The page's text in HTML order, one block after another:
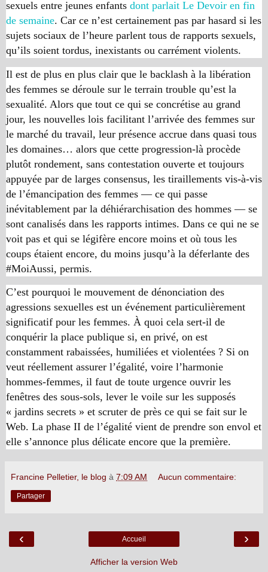
sexuels entre jeunes enfants dont parlait Le Devoir en fin
de semaine. Car ce n’est certainement pas par hasard si les
sujets sociaux de l’heure parlent tous de rapports sexuels,
qu’ils soient tordus, inexistants ou carrément violents.
Il est de plus en plus clair que le backlash à la libération
des femmes se déroule sur le terrain trouble qu’est la
sexualité. Alors que tout ce qui se concrétise au grand
jour, les nouvelles lois facilitant l’arrivée des femmes sur
le marché du travail, leur présence accrue dans quasi tous
les domaines… alors que cette progression-là procède
plutôt rondement, sans contestation ouverte et toujours
appuyée par de larges consensus, les tiraillements vis-à-vis
de l’émancipation des femmes — ce qui passe
inévitablement par la déhiérarchisation des hommes — se
sont canalisés dans les rapports intimes. Dans ce qui ne se
voit pas et qui se légifère encore moins et où tous les
coups étaient encore, du moins jusqu’à la déferlante des
#MoiAussi, permis.
C’est pourquoi le mouvement de dénonciation des
agressions sexuelles est un événement particulièrement
significatif pour les femmes. À quoi cela sert-il de
conquérir la place publique si, en privé, on est
constamment rabaissées, humiliées et violentées ? Si on
veut réellement assurer l’égalité, voire l’harmonie
hommes-femmes, il faut de toute urgence ouvrir les
fenêtres des sous-sols, lever le voile sur les supposés
« jardins secrets » et scruter de près ce qui se fait sur le
Web. La phase II de l’égalité vient de prendre son envol et
elle s’annonce plus délicate encore que la première.
Francine Pelletier, le blog à 7:09 AM Aucun commentaire:
Partager
‹ ›
Accueil
Afficher la version Web